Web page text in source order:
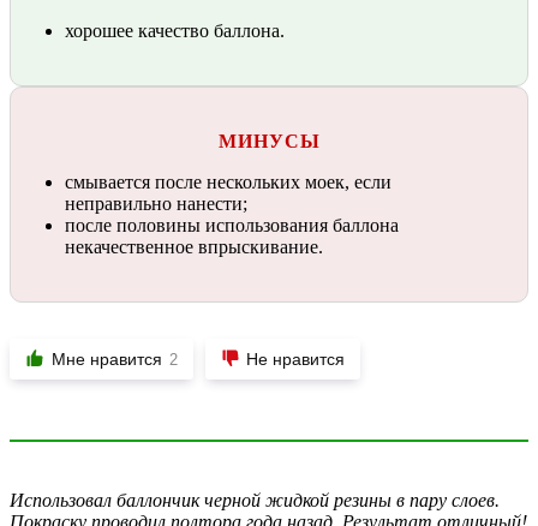
хорошее качество баллона.
МИНУСЫ
смывается после нескольких моек, если
неправильно нанести;
после половины использования баллона
некачественное впрыскивание.
Мне нравится 2 Не нравится
Использовал баллончик черной жидкой резины в пару слоев.
Покраску проводил полтора года назад. Результат отличный!